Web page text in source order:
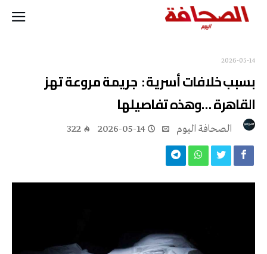
2026-05-14
بسبب خلافات أسرية : جريمة مروعة تهز
القاهرة …وهذه تفاصيلها
2026-05-14
322